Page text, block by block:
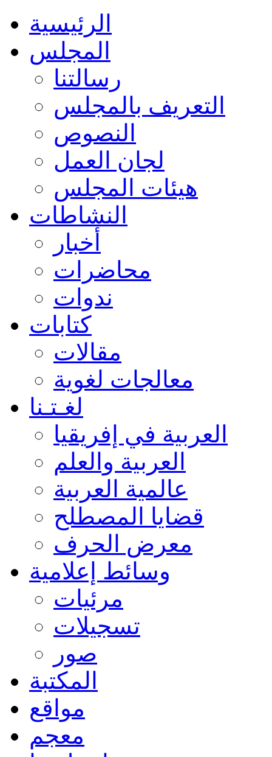
الرئيسية
المجلس
رسالتنا
التعريف بالمجلس
النصوص
لجان العمل
هيئات المجلس
النشاطات
أخبار
محاضرات
ندوات
كتابات
مقالات
معالجات لغوية
لغـتـنا
العربية في إفريقيا
العربية والعلم
عالمية العربية
قضايا المصطلح
معرض الحرف
وسائط إعلامية
مرئيات
تسجيلات
صور
المكتبة
مواقع
معجم